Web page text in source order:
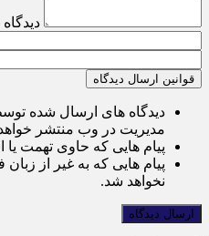
دیدگاه
قوانین ارسال دیدگاه
دیدگاه های ارسال شده
مدیریت در وب منتشر
پیام هایی که حاوی تهمت یا
پیام هایی که به غیر از
نخواهد شد.